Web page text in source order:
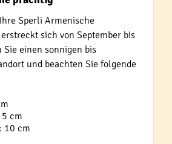
Sperli Armenische
sich von September bis
Sie einen sonnigen bis
und beachten Sie folgende
cm
10 cm